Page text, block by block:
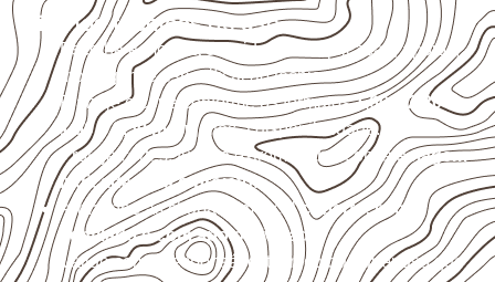
Critérios técnicos de uso
Escolha a medida considerando aplicação, apoios,
montagem e especificação técnica.
Planeje o corte conforme os formatos1,60 × 2,20 m e
1,60 × 2,50 m, sujeitos à disponibilidade.
Proteja cortes, furos e extremidades com aselagem
indicada para o projeto.
Armazene as chapas em localcoberto, seco,
ventilado e com apoio nivelado
Valide com o responsável técnico qualquer uso que